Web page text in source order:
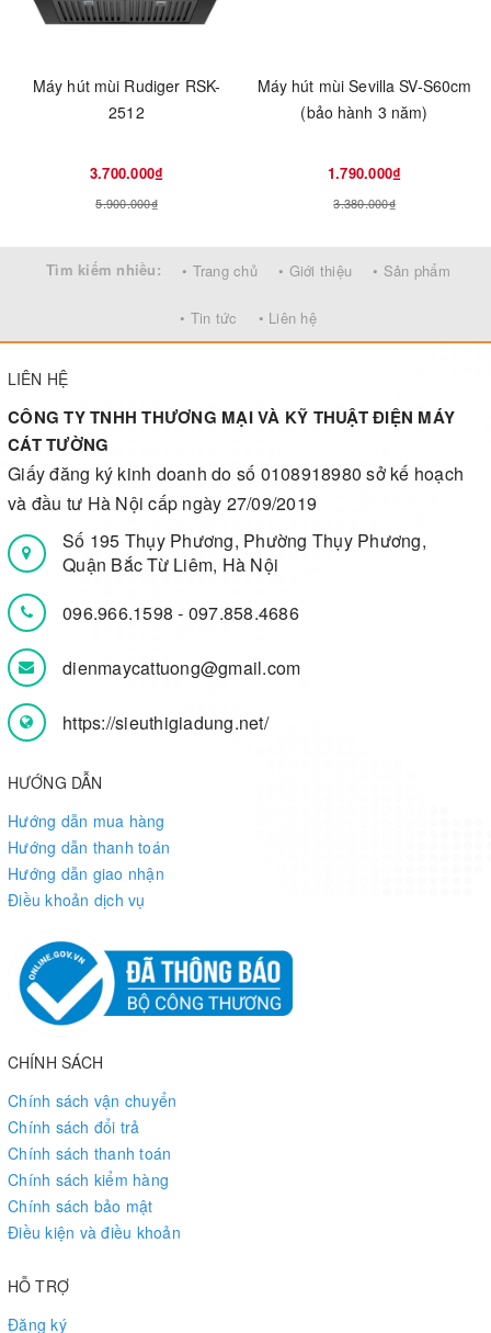
Máy hút mùi Rudiger RSK-
2512
3.700.000₫
5.900.000₫
Máy hút mùi Sevilla SV-S60cm
(bảo hành 3 năm)
1.790.000₫
3.380.000₫
Tìm kiếm nhiều: • Trang chủ • Giới thiệu • Sản phẩm
• Tin tức • Liên hệ
LIÊN HỆ
CÔNG TY TNHH THƯƠNG MẠI VÀ KỸ THUẬT ĐIỆN MÁY
CÁT TƯỜNG
Giấy đăng ký kinh doanh do số 0108918980 sở kế hoạch
và đầu tư Hà Nội cấp ngày 27/09/2019
Số 195 Thụy Phương, Phường Thụy Phương,
Quận Bắc Từ Liêm, Hà Nội
096.966.1598- 097.858.4686
dienmaycattuong@gmail.com
https://sieuthigiadung.net/
HƯỚNG DẪN
Hướng dẫn mua hàng
Hướng dẫn thanh toán
Hướng dẫn giao nhận
Điều khoản dịch vụ
CHÍNH SÁCH
Chính sách vận chuyển
Chính sách đổi trả
Chính sách thanh toán
Chính sách kiểm hàng
Chính sách bảo mật
Điều kiện và điều khoản
HỖ TRỢ
Đăng ký